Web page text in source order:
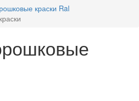
краски Ral